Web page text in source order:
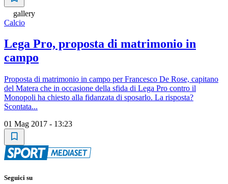
gallery
Calcio
Lega Pro, proposta di matrimonio in
campo
Proposta di matrimonio in campo per Francesco De Rose, capitano
del Matera che in occasione della sfida di Lega Pro contro il
Monopoli ha chiesto alla fidanzata di sposarlo. La risposta?
Scontata...
01 Mag 2017 - 13:23
Seguici su